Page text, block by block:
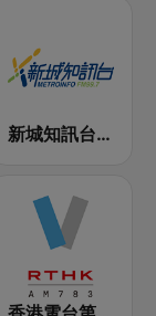
新城知訊台 MetroInfo FM99.7